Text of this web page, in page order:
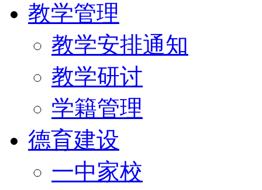
教学管理
教学安排通知
教学研讨
学籍管理
德育建设
一中家校